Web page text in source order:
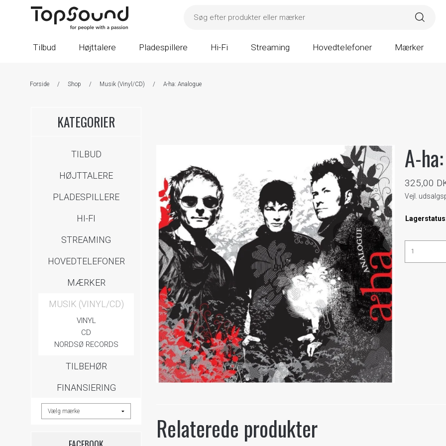
Tilbud Højttalere Pladespillere Hi-Fi Streaming Hovedtelefoner Mærker
Forside / Shop / Musik (Vinyl/CD) / A-ha: Analogue
KATEGORIER
TILBUD
HØJTTALERE
PLADESPILLERE
HI-FI
STREAMING
HOVEDTELEFONER
MÆRKER
MUSIK (VINYL/CD)
VINYL
CD
NORDSØ RECORDS
TILBEHØR
FINANSIERING
A-
325,00
Vejl.
Relaterede produkter